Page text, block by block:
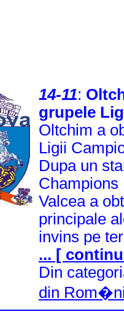
14-11:
grupele
Oltchim a
Ligii
Dupa un
Champions
Valcea a
principale
invins pe
... [
Din
din